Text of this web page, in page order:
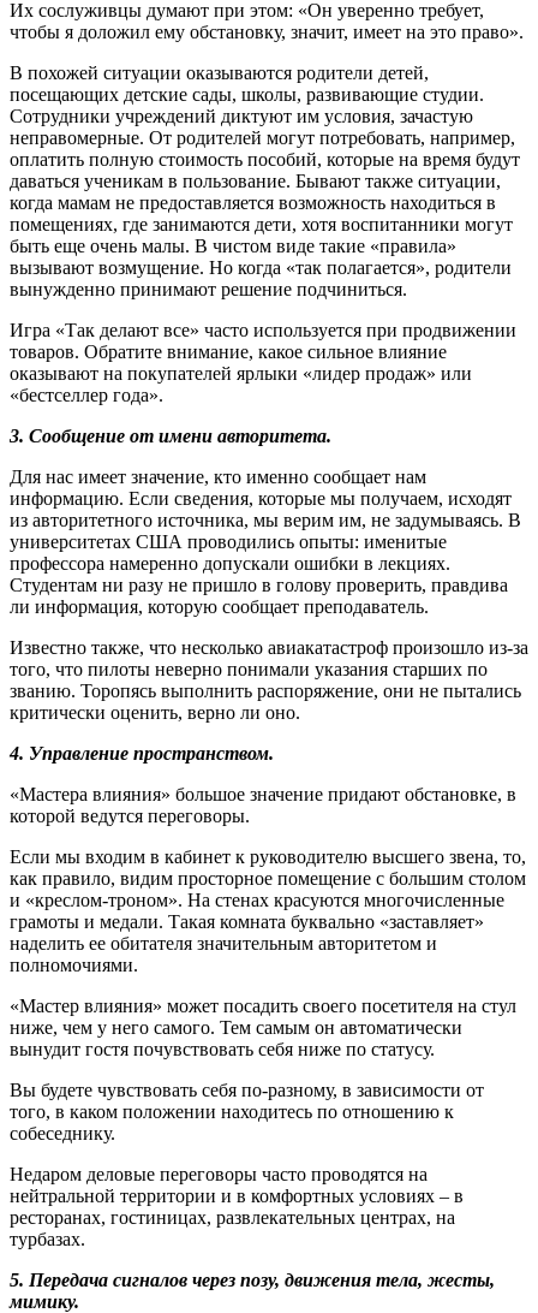
Их сослуживцы думают при этом: «Он уверенно требует,
чтобы я доложил ему обстановку, значит, имеет на это право».
В похожей ситуации оказываются родители детей,
посещающих детские сады, школы, развивающие студии.
Сотрудники учреждений диктуют им условия, зачастую
неправомерные. От родителей могут потребовать, например,
оплатить полную стоимость пособий, которые на время будут
даваться ученикам в пользование. Бывают также ситуации,
когда мамам не предоставляется возможность находиться в
помещениях, где занимаются дети, хотя воспитанники могут
быть еще очень малы. В чистом виде такие «правила»
вызывают возмущение. Но когда «так полагается», родители
вынужденно принимают решение подчиниться.
Игра «Так делают все» часто используется при продвижении
товаров. Обратите внимание, какое сильное влияние
оказывают на покупателей ярлыки «лидер продаж» или
«бестселлер года».
3. Сообщение от имени авторитета.
Для нас имеет значение, кто именно сообщает нам
информацию. Если сведения, которые мы получаем, исходят
из авторитетного источника, мы верим им, не задумываясь. В
университетах США проводились опыты: именитые
профессора намеренно допускали ошибки в лекциях.
Студентам ни разу не пришло в голову проверить, правдива
ли информация, которую сообщает преподаватель.
Известно также, что несколько авиакатастроф произошло из-за
того, что пилоты неверно понимали указания старших по
званию. Торопясь выполнить распоряжение, они не пытались
критически оценить, верно ли оно.
4. Управление пространством.
«Мастера влияния» большое значение придают обстановке, в
которой ведутся переговоры.
Если мы входим в кабинет к руководителю высшего звена, то,
как правило, видим просторное помещение с большим столом
и «креслом-троном». На стенах красуются многочисленные
грамоты и медали. Такая комната буквально «заставляет»
наделить ее обитателя значительным авторитетом и
полномочиями.
«Мастер влияния» может посадить своего посетителя на стул
ниже, чем у него самого. Тем самым он автоматически
вынудит гостя почувствовать себя ниже по статусу.
Вы будете чувствовать себя по-разному, в зависимости от
того, в каком положении находитесь по отношению к
собеседнику.
Недаром деловые переговоры часто проводятся на
нейтральной территории и в комфортных условиях – в
ресторанах, гостиницах, развлекательных центрах, на
турбазах.
5. Передача сигналов через позу, движения тела, жесты,
мимику.